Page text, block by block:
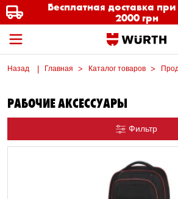
Бесплатная доставка при
2000 грн
Назад Главная Каталог товаров
РАБОЧИЕ АКСЕССУАРЫ
Фильтр